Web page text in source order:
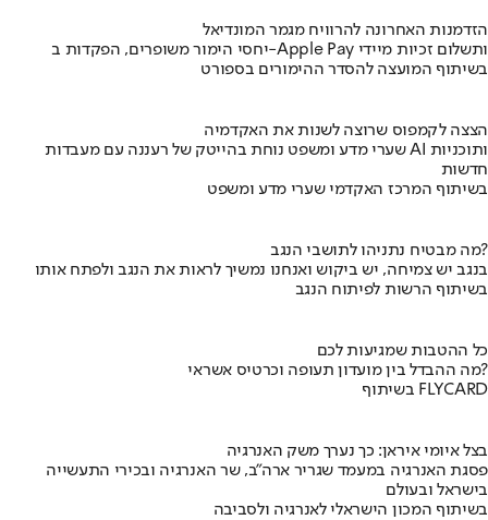
הזדמנות האחרונה להרוויח מגמר המונדיאל
יחסי הימור משופרים, הפקדות ב-Apple Pay ותשלום זכיות מיידי
בשיתוף המועצה להסדר ההימורים בספורט
הצצה לקמפוס שרוצה לשנות את האקדמיה
שערי מדע ומשפט נוחת בהייטק של רעננה עם מעבדות AI ותוכניות
חדשות
בשיתוף המרכז האקדמי שערי מדע ומשפט
מה מבטיח נתניהו לתושבי הנגב?
בנגב יש צמיחה, יש ביקוש ואנחנו נמשיך לראות את הנגב ולפתח אותו
בשיתוף הרשות לפיתוח הנגב
כל ההטבות שמגיעות לכם
מה ההבדל בין מועדון תעופה וכרטיס אשראי?
בשיתוף FLYCARD
בצל איומי איראן: כך נערך משק האנרגיה
פסגת האנרגיה במעמד שגריר ארה"ב, שר האנרגיה ובכירי התעשייה
בישראל ובעולם
בשיתוף המכון הישראלי לאנרגיה ולסביבה